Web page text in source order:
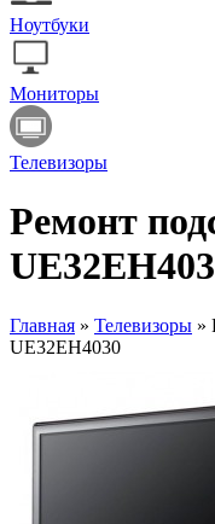
Ноутбуки
Мониторы
Телевизоры
Ремонт
Главная » Телевизоры »
UE32EH4030